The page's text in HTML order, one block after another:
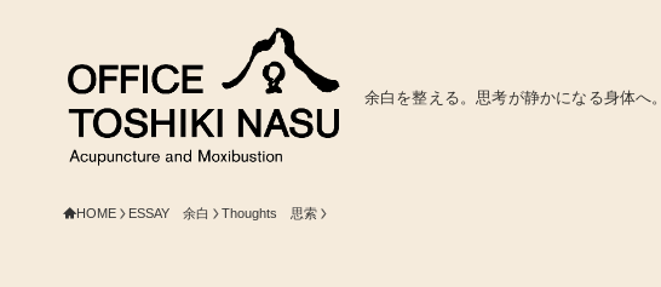
余白を整える。思考が静かになる身体へ。
HOME ESSAY 余白 Thoughts 思索